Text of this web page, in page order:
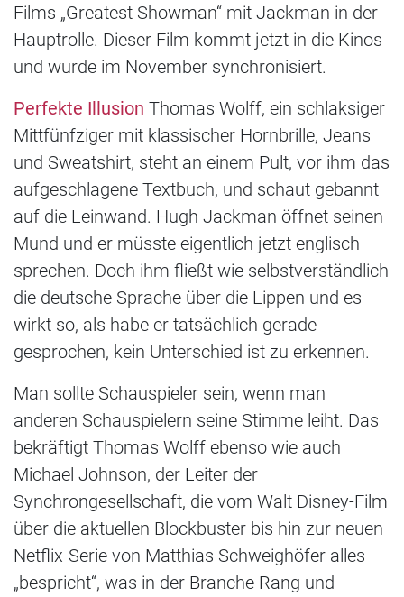
Films „Greatest Showman“ mit Jackman in der
Hauptrolle. Dieser Film kommt jetzt in die Kinos
und wurde im November synchronisiert.
Perfekte Illusion Thomas Wolff, ein schlaksiger
Mittfünfziger mit klassischer Hornbrille, Jeans
und Sweatshirt, steht an einem Pult, vor ihm das
aufgeschlagene Textbuch, und schaut gebannt
auf die Leinwand. Hugh Jackman öffnet seinen
Mund und er müsste eigentlich jetzt englisch
sprechen. Doch ihm fließt wie selbstverständlich
die deutsche Sprache über die Lippen und es
wirkt so, als habe er tatsächlich gerade
gesprochen, kein Unterschied ist zu erkennen.
Man sollte Schauspieler sein, wenn man
anderen Schauspielern seine Stimme leiht. Das
bekräftigt Thomas Wolff ebenso wie auch
Michael Johnson, der Leiter der
Synchrongesellschaft, die vom Walt Disney-Film
über die aktuellen Blockbuster bis hin zur neuen
Netflix-Serie von Matthias Schweighöfer alles
„bespricht“, was in der Branche Rang und